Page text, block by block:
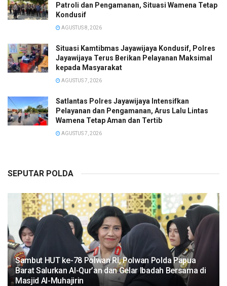
Patroli dan Pengamanan, Situasi Wamena Tetap
Kondusif
AGUSTUS 8, 2026
Situasi Kamtibmas Jayawijaya Kondusif, Polres
Jayawijaya Terus Berikan Pelayanan Maksimal
kepada Masyarakat
AGUSTUS 7, 2026
Satlantas Polres Jayawijaya Intensifkan
Pelayanan dan Pengamanan, Arus Lalu Lintas
Wamena Tetap Aman dan Tertib
AGUSTUS 7, 2026
SEPUTAR POLDA
Sambut HUT ke-78 Polwan RI, Polwan Polda Papua
Barat Salurkan Al-Qur’an dan Gelar Ibadah Bersama di
Masjid Al-Muhajirin